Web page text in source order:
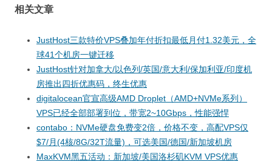
相关文章
JustHost三款特价VPS叠加年付折扣最低月付1.32美元，全
球41个机房一键迁移
JustHost针对加拿大/以色列/英国/意大利/保加利亚/印度机
房推出四折优惠码，终生优惠
digitalocean官宣高级AMD Droplet（AMD+NVMe系列）
VPS已经全部部署到位，带宽2~10Gbps，性能强悍
contabo：NVMe硬盘免费变2倍，价格不变，高配VPS仅
$7/月(4核/8G/32T流量)，可选美国/德国/新加坡机房
MaxKVM黑五活动：新加坡/美国洛杉矶KVM VPS优惠